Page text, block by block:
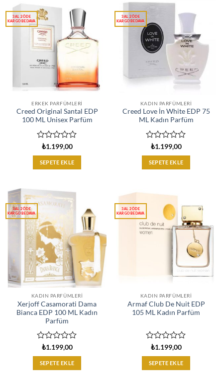
ERKEK PARFÜMLERI
Creed Original Santal EDP
100 ML Unisex Parfüm
üzerinden
0
oy
₺1.199,00
SEPETE EKLE
KADIN PARFÜMLERI
Creed Love İn White EDP 75
ML Kadın Parfüm
üzerinden
0
oy
₺1.199,00
SEPETE EKLE
KADIN PARFÜMLERI
Xerjoff Casamorati Dama
Bianca EDP 100 ML Kadın
Parfüm
üzerinden
0
oy
₺1.199,00
SEPETE EKLE
KADIN PARFÜMLERI
Armaf Club De Nuit EDP
105 ML Kadın Parfüm
üzerinden
0
oy
₺1.199,00
SEPETE EKLE